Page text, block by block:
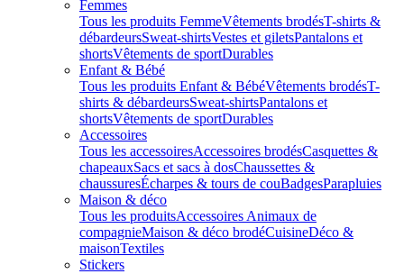
Femmes
Tous les produits FemmeVêtements brodésT-shirts &
débardeursSweat-shirtsVestes et giletsPantalons et
shortsVêtements de sportDurables
Enfant & Bébé
Tous les produits Enfant & BébéVêtements brodésT-
shirts & débardeursSweat-shirtsPantalons et
shortsVêtements de sportDurables
Accessoires
Tous les accessoiresAccessoires brodésCasquettes &
chapeauxSacs et sacs à dosChaussettes &
chaussuresÉcharpes & tours de couBadgesParapluies
Maison & déco
Tous les produitsAccessoires Animaux de
compagnieMaison & déco brodéCuisineDéco &
maisonTextiles
Stickers